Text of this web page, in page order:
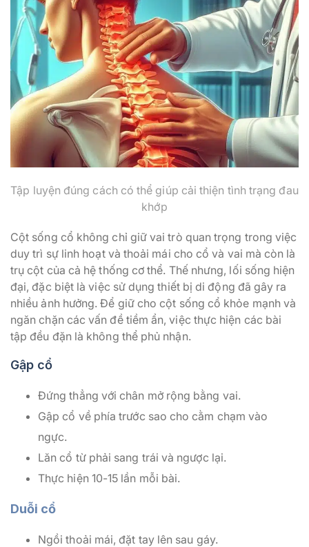
Tập luyện đúng cách có thể giúp cải thiện tình trạng đau
khớp
Cột sống cổ không chỉ giữ vai trò quan trọng trong việc
duy trì sự linh hoạt và thoải mái cho cổ và vai mà còn là
trụ cột của cả hệ thống cơ thể. Thế nhưng, lối sống hiện
đại, đặc biệt là việc sử dụng thiết bị di động đã gây ra
nhiều ảnh hưởng. Để giữ cho cột sống cổ khỏe mạnh và
ngăn chặn các vấn đề tiềm ẩn, việc thực hiện các bài
tập đều đặn là không thể phủ nhận.
Gập cổ
Đứng thẳng với chân mở rộng bằng vai.
Gập cổ về phía trước sao cho cằm chạm vào
ngực.
Lăn cổ từ phải sang trái và ngược lại.
Thực hiện 10-15 lần mỗi bài.
Duỗi cổ
Ngồi thoải mái, đặt tay lên sau gáy.